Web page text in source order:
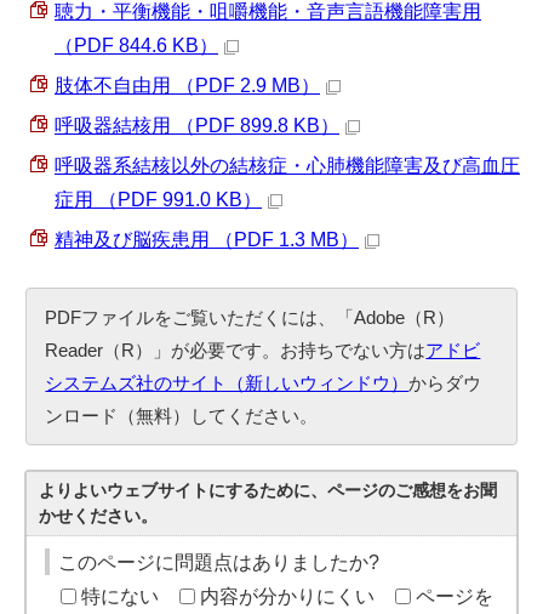
聴力・平衡機能・咀嚼機能・音声言語機能障害用
（PDF 844.6 KB）
肢体不自由用 （PDF 2.9 MB）
呼吸器結核用 （PDF 899.8 KB）
呼吸器系結核以外の結核症・心肺機能障害及び高血圧
症用 （PDF 991.0 KB）
精神及び脳疾患用 （PDF 1.3 MB）
PDFファイルをご覧いただくには、「Adobe（R）
Reader（R）」が必要です。お持ちでない方はアドビ
システムズ社のサイト（新しいウィンドウ）からダウ
ンロード（無料）してください。
よりよいウェブサイトにするために、ページのご感想をお聞
かせください。
このページに問題点はありましたか?
特にない
内容が分かりにくい
ページを